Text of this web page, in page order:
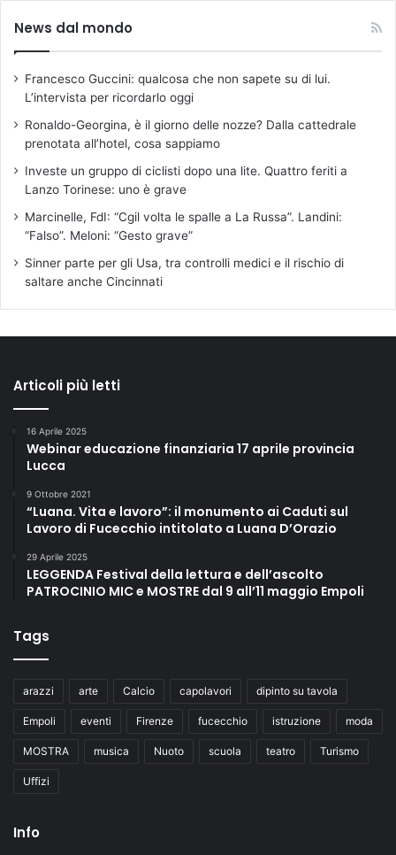
News dal mondo
Francesco Guccini: qualcosa che non sapete su di lui.
L’intervista per ricordarlo oggi
Ronaldo-Georgina, è il giorno delle nozze? Dalla cattedrale
prenotata all’hotel, cosa sappiamo
Investe un gruppo di ciclisti dopo una lite. Quattro feriti a
Lanzo Torinese: uno è grave
Marcinelle, FdI: “Cgil volta le spalle a La Russa”. Landini:
“Falso”. Meloni: “Gesto grave”
Sinner parte per gli Usa, tra controlli medici e il rischio di
saltare anche Cincinnati
Articoli più letti
16 Aprile 2025
Webinar educazione finanziaria 17 aprile provincia
Lucca
9 Ottobre 2021
“Luana. Vita e lavoro”: il monumento ai Caduti sul
Lavoro di Fucecchio intitolato a Luana D’Orazio
29 Aprile 2025
LEGGENDA Festival della lettura e dell’ascolto
PATROCINIO MIC e MOSTRE dal 9 all’11 maggio Empoli
Tags
arazzi arte Calcio capolavori dipinto su tavola
Empoli eventi Firenze fucecchio istruzione moda
MOSTRA musica Nuoto scuola teatro Turismo
Uffizi
Info